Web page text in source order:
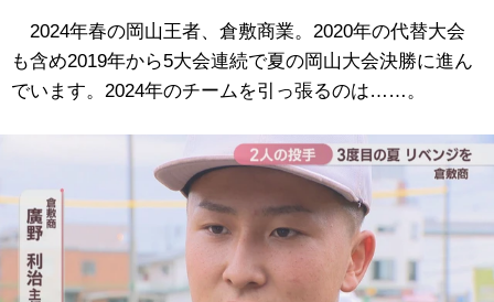
2024年春の岡山王者、倉敷商業。2020年の代替大会
も含め2019年から5大会連続で夏の岡山大会決勝に進ん
でいます。2024年のチームを引っ張るのは……。